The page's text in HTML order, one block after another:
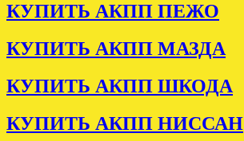
КУПИТЬ АКПП ПЕЖО
КУПИТЬ АКПП МАЗДА
КУПИТЬ АКПП ШКОДА
КУПИТЬ АКПП НИССАН